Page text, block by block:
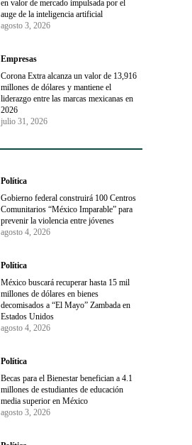
en valor de mercado impulsada por el
auge de la inteligencia artificial
agosto 3, 2026
Empresas
Corona Extra alcanza un valor de 13,916
millones de dólares y mantiene el
liderazgo entre las marcas mexicanas en
2026
julio 31, 2026
Política
Gobierno federal construirá 100 Centros
Comunitarios “México Imparable” para
prevenir la violencia entre jóvenes
agosto 4, 2026
Política
México buscará recuperar hasta 15 mil
millones de dólares en bienes
decomisados a “El Mayo” Zambada en
Estados Unidos
agosto 4, 2026
Política
Becas para el Bienestar benefician a 4.1
millones de estudiantes de educación
media superior en México
agosto 3, 2026